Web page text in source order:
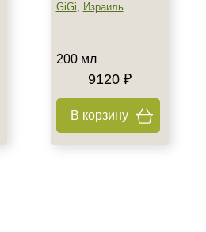
GiGi, Израиль
200 мл
9120 ₽
В корзину